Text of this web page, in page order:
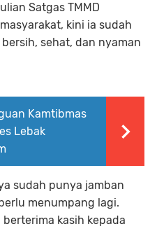
Satgas TMMD
kini ia sudah
sehat, dan nyaman
Kamtibmas
Lebak
sudah punya jamban
menumpang lagi.
kasih kepada